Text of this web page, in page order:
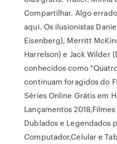
Compartilhar. Algo
aqui. Os ilusionistas
Eisenberg), Merritt
Harrelson) e Jack Wilder
conhecidos como
continuam foragidos do
Séries Online Grátis em
Lançamentos
Dublados e Legendados
Computador,Celular e